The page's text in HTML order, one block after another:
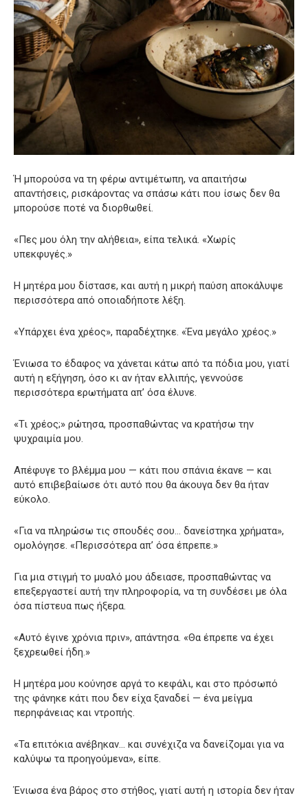
Ή μπορούσα να τη φέρω αντιμέτωπη, να απαιτήσω
απαντήσεις, ρισκάροντας να σπάσω κάτι που ίσως δεν θα
μπορούσε ποτέ να διορθωθεί.
«Πες μου όλη την αλήθεια», είπα τελικά. «Χωρίς
υπεκφυγές.»
Η μητέρα μου δίστασε, και αυτή η μικρή παύση αποκάλυψε
περισσότερα από οποιαδήποτε λέξη.
«Υπάρχει ένα χρέος», παραδέχτηκε. «Ένα μεγάλο χρέος.»
Ένιωσα το έδαφος να χάνεται κάτω από τα πόδια μου, γιατί
αυτή η εξήγηση, όσο κι αν ήταν ελλιπής, γεννούσε
περισσότερα ερωτήματα απ’ όσα έλυνε.
«Τι χρέος;» ρώτησα, προσπαθώντας να κρατήσω την
ψυχραιμία μου.
Απέφυγε το βλέμμα μου — κάτι που σπάνια έκανε — και
αυτό επιβεβαίωσε ότι αυτό που θα άκουγα δεν θα ήταν
εύκολο.
«Για να πληρώσω τις σπουδές σου… δανείστηκα χρήματα»,
ομολόγησε. «Περισσότερα απ’ όσα έπρεπε.»
Για μια στιγμή το μυαλό μου άδειασε, προσπαθώντας να
επεξεργαστεί αυτή την πληροφορία, να τη συνδέσει με όλα
όσα πίστευα πως ήξερα.
«Αυτό έγινε χρόνια πριν», απάντησα. «Θα έπρεπε να έχει
ξεχρεωθεί ήδη.»
Η μητέρα μου κούνησε αργά το κεφάλι, και στο πρόσωπό
της φάνηκε κάτι που δεν είχα ξαναδεί — ένα μείγμα
περηφάνειας και ντροπής.
«Τα επιτόκια ανέβηκαν… και συνέχιζα να δανείζομαι για να
καλύψω τα προηγούμενα», είπε.
Ένιωσα ένα βάρος στο στήθος, γιατί αυτή η ιστορία δεν ήταν